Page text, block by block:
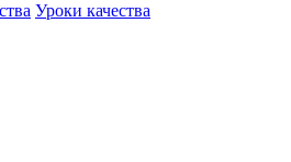
Уроки качества